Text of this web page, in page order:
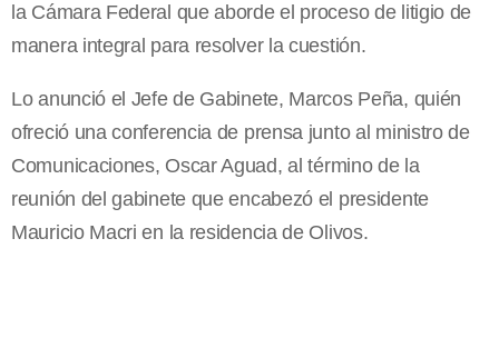
la Cámara Federal que aborde el proceso de litigio de
manera integral para resolver la cuestión.
Lo anunció el Jefe de Gabinete, Marcos Peña, quién
ofreció una conferencia de prensa junto al ministro de
Comunicaciones, Oscar Aguad, al término de la
reunión del gabinete que encabezó el presidente
Mauricio Macri en la residencia de Olivos.